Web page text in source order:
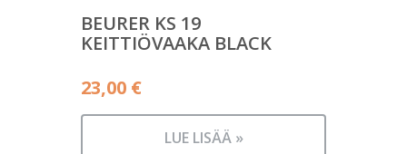
BEURER KS 19
KEITTIÖVAAKA BLACK
23,00 €
LUE LISÄÄ »